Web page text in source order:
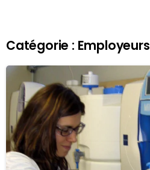
Catégorie : Employeurs